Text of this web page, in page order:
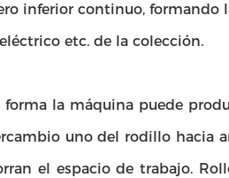
inferior continuo, formando
etc. de la colección.
la máquina puede
uno del rodillo hacia
el espacio de trabajo.